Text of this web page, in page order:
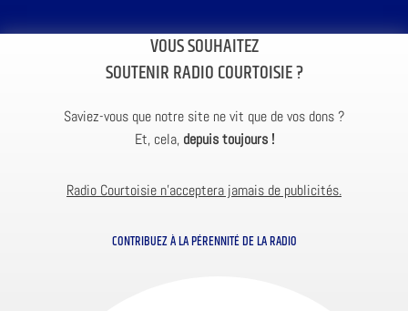
VOUS SOUHAITEZ
SOUTENIR RADIO COURTOISIE ?
Saviez-vous que notre site ne vit que de vos dons ?
Et, cela, depuis toujours !
Radio Courtoisie n’acceptera jamais de publicités.
CONTRIBUEZ À LA PÉRENNITÉ DE LA RADIO